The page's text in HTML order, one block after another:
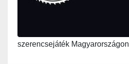
szerencsejáték Magyarországon